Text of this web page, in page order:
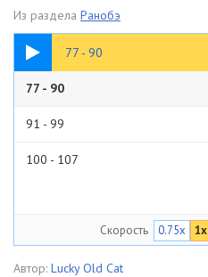
Из раздела Ранобэ
77 - 90
2:22:08
77 - 90
91 - 99
100 - 107
Скорость 0.75x 1x
Автор: Lucky Old Cat